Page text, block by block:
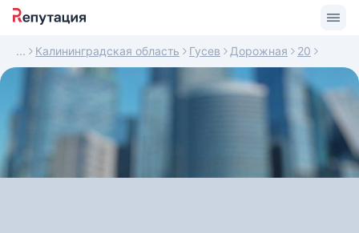
Калининградская область Гусев Дорожная 20